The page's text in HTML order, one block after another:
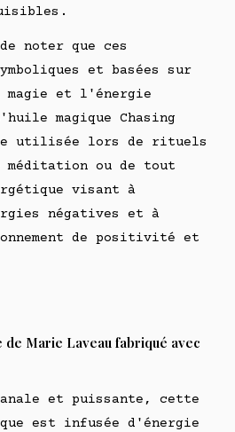
noter que ces
et basées sur
magie et l'énergie
magique Chasing
utilisée lors de rituels
ou de tout
visant à
négatives et à
de positivité et
Marie Laveau fabriqué avec
et puissante, cette
est infusée d'énergie